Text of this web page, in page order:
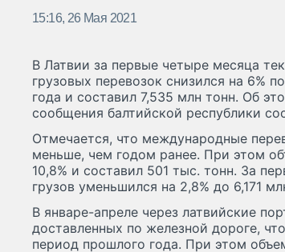
15:16, 26 Мая 2021
В Латвии за первые четыре месяца
грузовых перевозок снизился на 6%
года и составил 7,535 млн тонн. Об
сообщения балтийской республики
Отмечается, что международные
меньше, чем годом ранее. При этом
10,8% и составил 501 тыс. тонн. За
грузов уменьшился на 2,8% до 6,171
В январе-апреле через латвийские
доставленных по железной дороге,
период прошлого года. При этом